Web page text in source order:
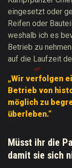
eingesetzt oder
Reifen oder
weshalb ich es
Betrieb zu
auf die Laufzeit
„Wir verfolgen
Betrieb von
möglich zu
überleben.“
Müsst ihr die
damit sie sich